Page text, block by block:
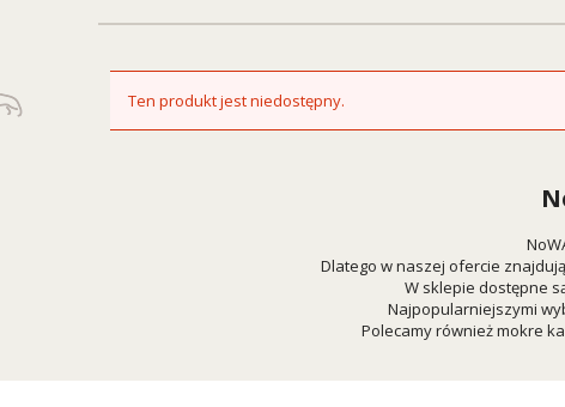
Ten produkt jest niedostępny.
Dlatego w naszej ofercie
W sklepie dostępne
Najpopularniejszymi
Polecamy również mokre